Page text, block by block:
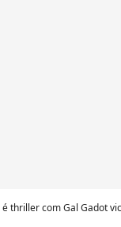
thriller com Gal Gadot